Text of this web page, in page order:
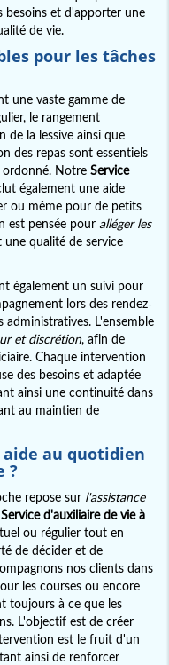
besoins et d'apporter une
de vie.
pour les tâches
une vaste gamme de
le rangement
de la lessive ainsi que
des repas sont essentiels
Notre Service
également une aide
ou même pour de petits
est pensée pour alléger les
qualité de service
également un suivi pour
lors des rendez-
L'ensemble
et discrétion, afin de
Chaque intervention
des besoins et adaptée
ainsi une continuité dans
au maintien de
au quotidien
?
repose sur l'assistance
Service d'auxiliaire de vie à
ou régulier tout en
de décider et de
nos clients dans
les courses ou encore
toujours à ce que les
L'objectif est de créer
est le fruit d'un
ainsi de renforcer